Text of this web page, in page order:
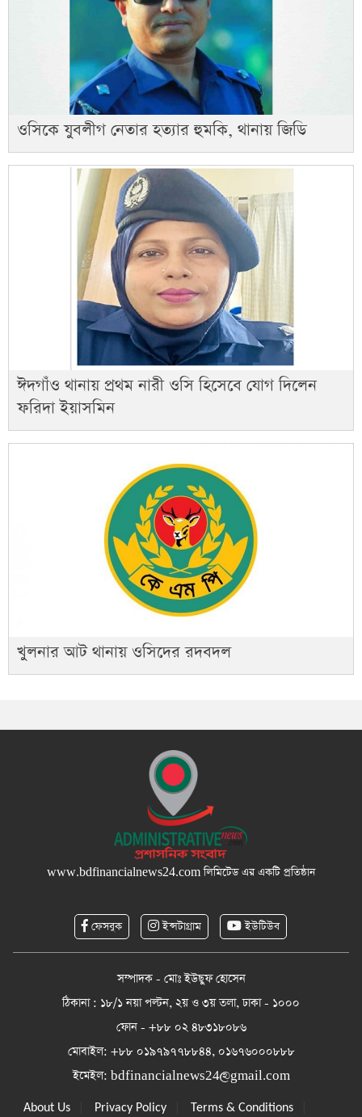
ওসিকে যুবলীগ নেতার হত্যার হুমকি, থানায় জিডি
ঈদগাঁও থানায় প্রথম নারী ওসি হিসেবে যোগ দিলেন
ফরিদা ইয়াসমিন
খুলনার আট থানায় ওসিদের রদবদল
www.bdfinancialnews24.comলিমিটেড এর একটি প্রতিষ্ঠান
ফেসবুক ইন্সটাগ্রাম ইউটিউব
সম্পাদক - মোঃ ইউছুফ হোসেন
ঠিকানা : ১৮/১ নয়া পল্টন, ২য় ও ৩য় তলা, ঢাকা - ১০০০
ফোন - +৮৮ ০২ ৪৮৩১৮০৮৬
মোবাইল: +৮৮ ০১৯৭৯৭৭৮৮৪৪, ০১৬৭৬০০০৮৮৮
ইমেইল: bdfinancialnews24@gmail.com
About Us Privacy Policy Terms & Conditions